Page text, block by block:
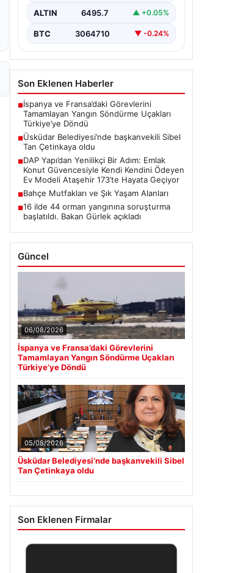
ALTIN 6495.7 ▲ +0.05%
BTC 3064710 ▼ -0.24%
Son Eklenen Haberler
■İspanya ve Fransa’daki Görevlerini
Tamamlayan Yangın Söndürme Uçakları
Türkiye’ye Döndü
■Üsküdar Belediyesi’nde başkanvekili Sibel
Tan Çetinkaya oldu
■DAP Yapı’dan Yenilikçi Bir Adım: Emlak
Konut Güvencesiyle Kendi Kendini Ödeyen
Ev Modeli Ataşehir 173’te Hayata Geçiyor
■Bahçe Mutfakları ve Şık Yaşam Alanları
■16 ilde 44 orman yangınına soruşturma
başlatıldı. Bakan Gürlek açıkladı
Güncel
06/08/2026
İspanya ve Fransa’daki Görevlerini
Tamamlayan Yangın Söndürme Uçakları
Türkiye’ye Döndü
05/08/2026
Üsküdar Belediyesi’nde başkanvekili Sibel
Tan Çetinkaya oldu
Son Eklenen Firmalar